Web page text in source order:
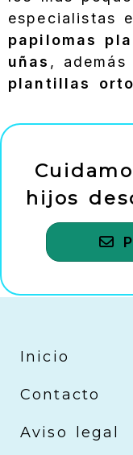
especialistas
papilomas
uñas ,
plantillas
hijos
Inicio
Contacto
Aviso legal